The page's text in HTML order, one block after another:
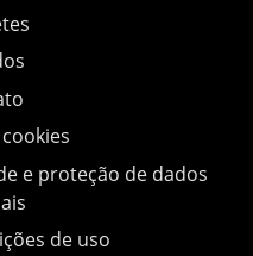
e proteção de dados
de uso